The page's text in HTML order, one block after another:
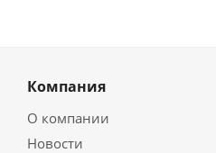
Компания
О компании
Новости